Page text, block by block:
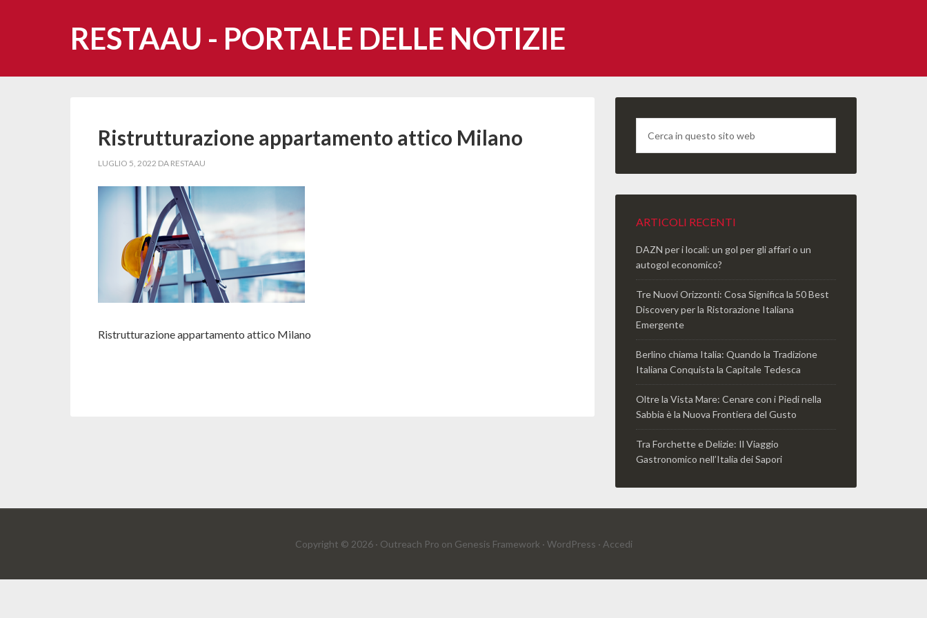
RESTAAU - PORTALE DELLE NOTIZIE
Ristrutturazione appartamento attico Milano
LUGLIO 5, 2022 DA RESTAAU
Ristrutturazione appartamento attico Milano
ARTICOLI RECENTI
DAZN per i locali: un gol per gli affari o un
autogol economico?
Tre Nuovi Orizzonti: Cosa Significa la 50 Best
Discovery per la Ristorazione Italiana
Emergente
Berlino chiama Italia: Quando la Tradizione
Italiana Conquista la Capitale Tedesca
Oltre la Vista Mare: Cenare con i Piedi nella
Sabbia è la Nuova Frontiera del Gusto
Tra Forchette e Delizie: Il Viaggio
Gastronomico nell’Italia dei Sapori
Copyright © 2026 · Outreach Pro on Genesis Framework · WordPress · Accedi